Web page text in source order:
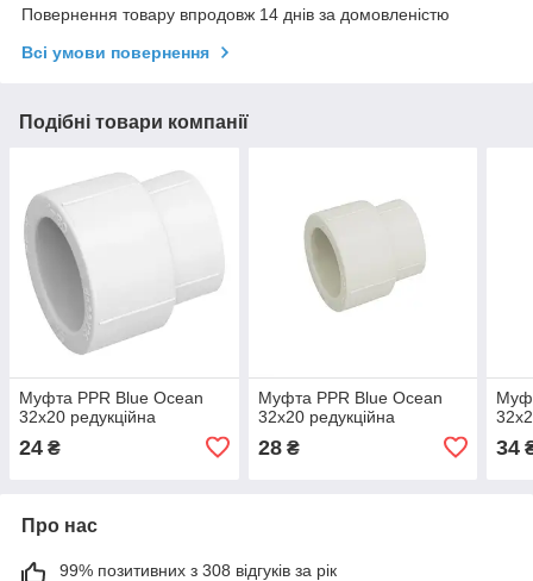
Повернення товару впродовж 14 днів за домовленістю
Всі умови повернення
Подібні товари компанії
Муфта PPR Blue Ocean
32х20 редукційна
24 ₴
Муфта PPR Blue Ocean
32х20 редукційна
28₴ 34
Про нас
99% позитивних з 308 відгуків за рік